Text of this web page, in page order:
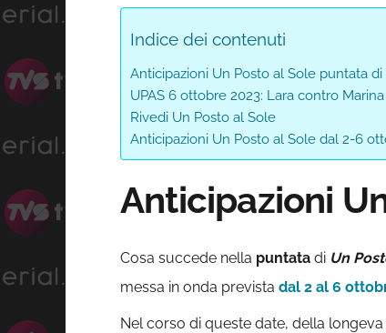
Indice dei contenuti
Anticipazioni Un Posto al Sole puntata
UPAS 6 ottobre 2023: Lara contro Marina
Rivedi Un Posto al Sole
Anticipazioni Un Posto al Sole dal 2-6
Anticipazioni
Cosa succede nella puntata di Un
messa in onda prevista dal 2 al 6
Nel corso di queste date, della longeva